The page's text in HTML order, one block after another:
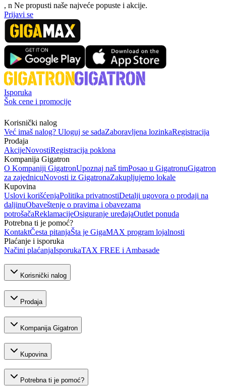
, n Ne propusti naše najveće popuste i akcije.
Prijavi se
Isporuka
Šok cene i promocije
Korisnički nalog
Već imaš nalog? Uloguj se sadaZaboravljena lozinkaRegistracija
Prodaja
AkcijeNovostiRegistracija poklona
Kompanija Gigatron
O Kompaniji GigatronUpoznaj naš timPosao u GigatronuGigatron
za zajednicuNovosti iz GigatronaZakupljujemo lokale
Kupovina
Uslovi korišćenjaPolitika privatnostiDetalji ugovora o prodaji na
daljinuObaveštenje o pravima i obavezama
potrošačaReklamacijeOsiguranje uređajaOutlet ponuda
Potrebna ti je pomoć?
KontaktČesta pitanjaŠta je GigaMAX program lojalnosti
Plaćanje i isporuka
Načini plaćanjaIsporukaTAX FREE i Ambasade
Korisnički nalog
Prodaja
Kompanija Gigatron
Kupovina
Potrebna ti je pomoć?